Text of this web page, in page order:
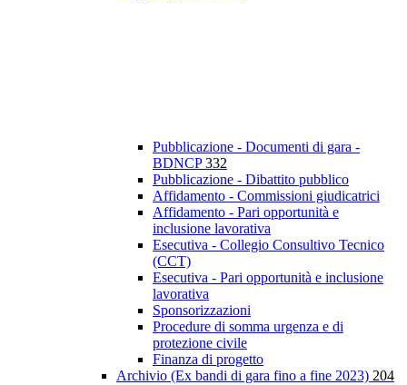
Pubblicazione - Documenti di gara -
BDNCP332
Pubblicazione - Dibattito pubblico
Affidamento - Commissioni giudicatrici
Affidamento - Pari opportunità e
inclusione lavorativa
Esecutiva - Collegio Consultivo Tecnico
(CCT)
Esecutiva - Pari opportunità e inclusione
lavorativa
Sponsorizzazioni
Procedure di somma urgenza e di
protezione civile
Finanza di progetto
Archivio (Ex bandi di gara fino a fine 2023) 204